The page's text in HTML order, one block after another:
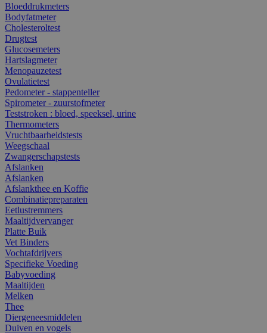
Bloeddrukmeters
Bodyfatmeter
Cholesteroltest
Drugtest
Glucosemeters
Hartslagmeter
Menopauzetest
Ovulatietest
Pedometer - stappenteller
Spirometer - zuurstofmeter
Teststroken : bloed, speeksel, urine
Thermometers
Vruchtbaarheidstests
Weegschaal
Zwangerschapstests
Afslanken
Afslanken
Afslankthee en Koffie
Combinatiepreparaten
Eetlustremmers
Maaltijdvervanger
Platte Buik
Vet Binders
Vochtafdrijvers
Specifieke Voeding
Babyvoeding
Maaltijden
Melken
Thee
Diergeneesmiddelen
Duiven en vogels